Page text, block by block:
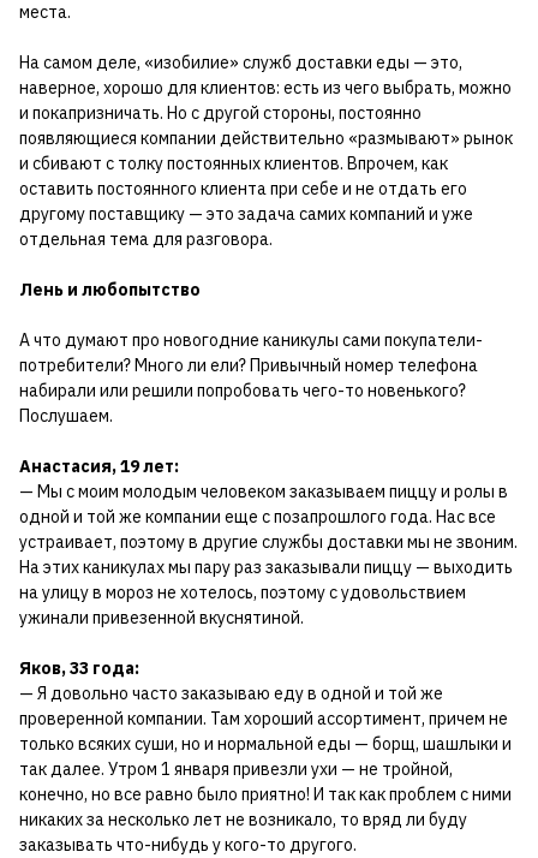
места.
На самом деле, «изобилие» служб доставки еды — это,
наверное, хорошо для клиентов: есть из чего выбрать, можно
и покапризничать. Но с другой стороны, постоянно
появляющиеся компании действительно «размывают» рынок
и сбивают с толку постоянных клиентов. Впрочем, как
оставить постоянного клиента при себе и не отдать его
другому поставщику — это задача самих компаний и уже
отдельная тема для разговора.
Лень и любопытство
А что думают про новогодние каникулы сами покупатели-
потребители? Много ли ели? Привычный номер телефона
набирали или решили попробовать чего-то новенького?
Послушаем.
Анастасия, 19 лет:
— Мы с моим молодым человеком заказываем пиццу и ролы в
одной и той же компании еще с позапрошлого года. Нас все
устраивает, поэтому в другие службы доставки мы не звоним.
На этих каникулах мы пару раз заказывали пиццу — выходить
на улицу в мороз не хотелось, поэтому с удовольствием
ужинали привезенной вкуснятиной.
Яков, 33 года:
— Я довольно часто заказываю еду в одной и той же
проверенной компании. Там хороший ассортимент, причем не
только всяких суши, но и нормальной еды — борщ, шашлыки и
так далее. Утром 1 января привезли ухи — не тройной,
конечно, но все равно было приятно! И так как проблем с ними
никаких за несколько лет не возникало, то вряд ли буду
заказывать что-нибудь у кого-то другого.